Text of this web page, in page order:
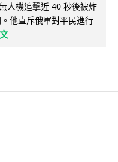
人機追擊近 40 秒後被炸
他直斥俄軍對平民進行